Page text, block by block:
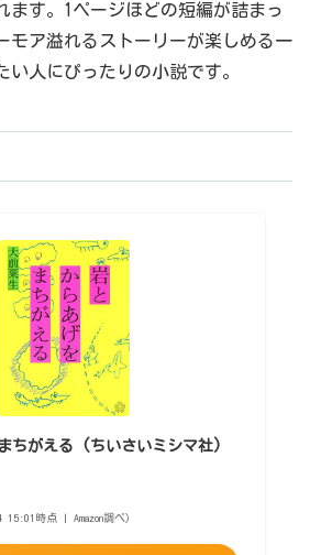
ます。1ページほどの短編が詰まっ
モア溢れるストーリーが楽しめる一
い人にぴったりの小説です。
ちがえる (ちいさいミシマ社)
15:01時点 | Amazon調べ）